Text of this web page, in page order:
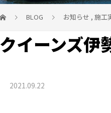
BLOG お知らせ , 施工
クイーンズ伊
2021.09.22